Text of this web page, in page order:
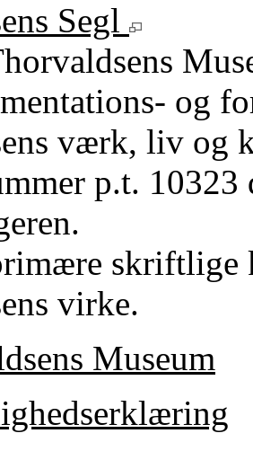
Segl
og
værk, liv og
p.t.
virke.
Museum